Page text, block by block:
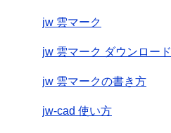
jw 雲マーク
jw 雲マーク ダウンロード
jw 雲マークの書き方
jw-cad 使い方